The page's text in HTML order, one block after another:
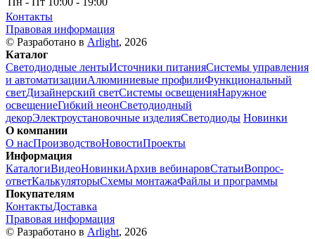
Контакты
Правовая информация
© Разработано в Arlight, 2026
Каталог
Светодиодные лентыИсточники питанияСистемы управления
и автоматизацииАлюминиевые профилиФункциональный
светДизайнерский светСистемы освещенияНаружное
освещениеГибкий неонСветодиодный
декорЭлектроустановочные изделияСветодиоды Новинки
О компании
О насПроизводствоНовостиПроекты
Информация
КаталогиВидеоНовинкиАрхив вебинаровСтатьиВопрос-
ответКалькуляторыСхемы монтажаФайлы и программы
Покупателям
КонтактыДоставка
Правовая информация
© Разработано в Arlight, 2026